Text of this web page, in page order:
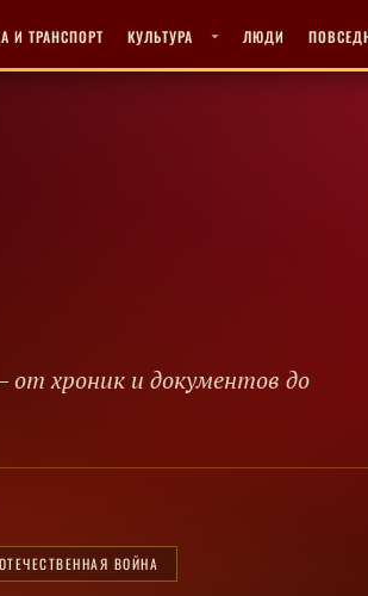
И ТРАНСПОРТ КУЛЬТУРА ЛЮДИ
хроник и документов до
ВОЙНА